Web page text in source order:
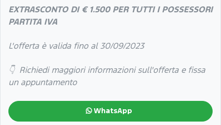
EXTRASCONTO DI € 1.500 PER TUTTI I POSSESSORI
PARTITA IVA
L'offerta è valida fino al 30/09/2023
👇 Richiedi maggiori informazioni sull'offerta e fissa
un appuntamento
WhatsApp